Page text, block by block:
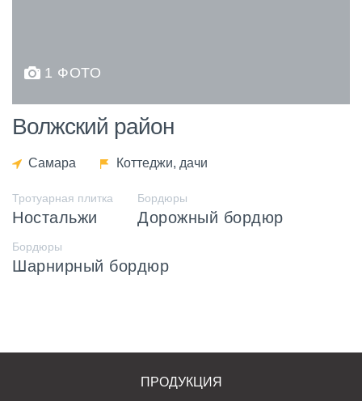
1 ФОТО
Волжский район
Самара Коттеджи, дачи
Тротуарная плитка
Ностальжи
Бордюры
Дорожный бордюр
Бордюры
Шарнирный бордюр
ПРОДУКЦИЯ